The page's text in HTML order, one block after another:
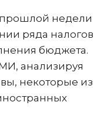
прошлой недели
ряда налогов
бюджета.
анализируя
некоторые из